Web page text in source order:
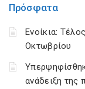
Πρόσφατα
Ενοίκια:
Οκτωβρίου
ανάδειξη της